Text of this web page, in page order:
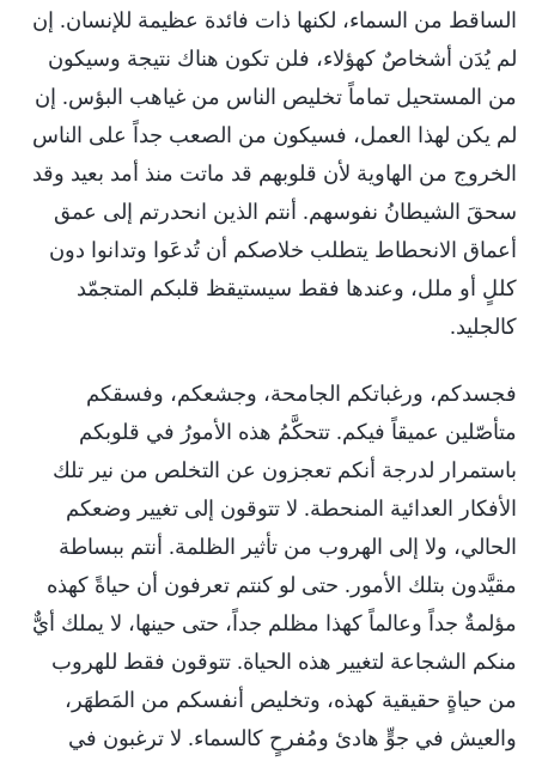
الساقط من السماء، لكنها ذات فائدة عظيمة للإنسان. إن
لم يُدَن أشخاصٌ كهؤلاء، فلن تكون هناك نتيجة وسيكون
من المستحيل تماماً تخليص الناس من غياهب البؤس. إن
لم يكن لهذا العمل، فسيكون من الصعب جداً على الناس
الخروج من الهاوية لأن قلوبهم قد ماتت منذ أمد بعيد وقد
سحقَ الشيطانُ نفوسهم. أنتم الذين انحدرتم إلى عمق
أعماق الانحطاط يتطلب خلاصكم أن تُدعَوا وتدانوا دون
كللٍ أو ملل، وعندها فقط سيستيقظ قلبكم المتجمّد
كالجليد.
فجسدكم، ورغباتكم الجامحة، وجشعكم، وفسقكم
متأصّلين عميقاً فيكم. تتحكَّمُ هذه الأمورُ في قلوبكم
باستمرار لدرجة أنكم تعجزون عن التخلص من نير تلك
الأفكار العدائية المنحطة. لا تتوقون إلى تغيير وضعكم
الحالي، ولا إلى الهروب من تأثير الظلمة. أنتم ببساطة
مقيَّدون بتلك الأمور. حتى لو كنتم تعرفون أن حياةً كهذه
مؤلمةٌ جداً وعالماً كهذا مظلم جداً، حتى حينها، لا يملك أيٌّ
منكم الشجاعة لتغيير هذه الحياة. تتوقون فقط للهروب
من حياةٍ حقيقية كهذه، وتخليص أنفسكم من المَطهَر،
والعيش في جوٍّ هادئ ومُفرحٍ كالسماء. لا ترغبون في